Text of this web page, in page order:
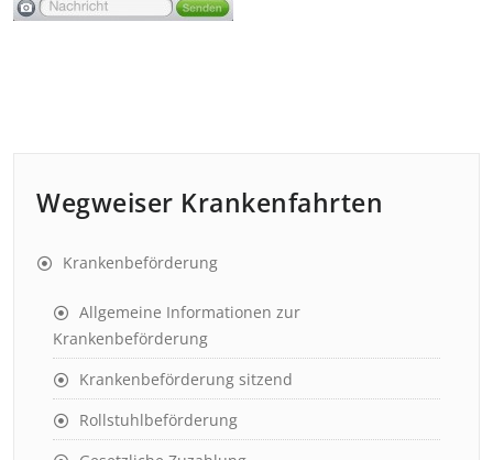
Wegweiser Krankenfahrten
Krankenbeförderung
Allgemeine Informationen zur
Krankenbeförderung
Krankenbeförderung sitzend
Rollstuhlbeförderung